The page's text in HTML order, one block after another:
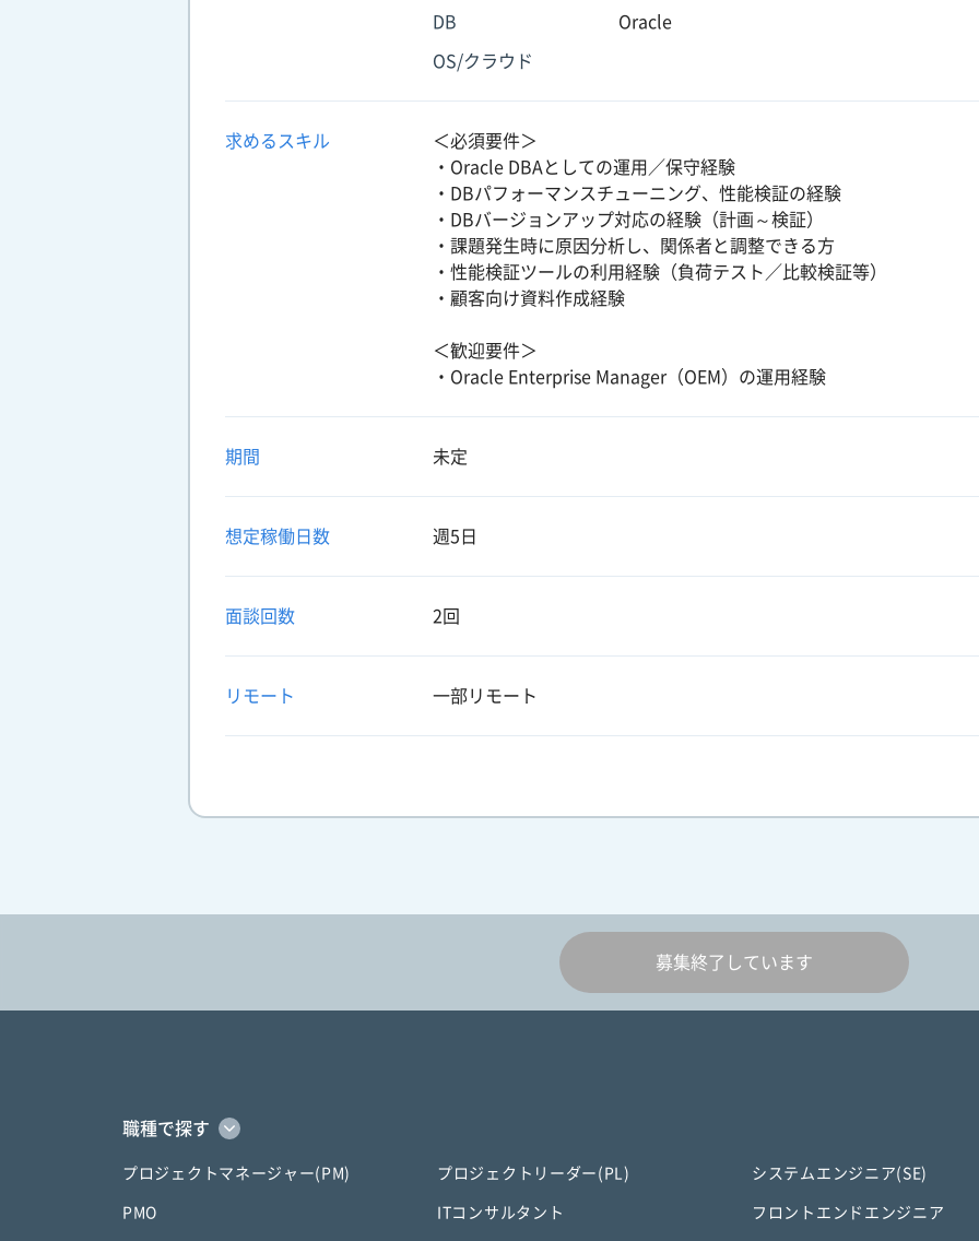
DB Oracle
OS/クラウド
求めるスキル
＜必須要件＞
・Oracle DBAとしての運用／保守経験
・DBパフォーマンスチューニング、性能検証の経験
・DBバージョンアップ対応の経験（計画～検証）
・課題発生時に原因分析し、関係者と調整できる方
・性能検証ツールの利用経験（負荷テスト／比較検証等）
・顧客向け資料作成経験
＜歓迎要件＞
・Oracle Enterprise Manager（OEM）の運用経験
期間 未定
想定稼働日数 週5日
面談回数 2回
リモート 一部リモート
募集終了しています
職種で探す
プロジェクトマネージャー(PM) プロジェクトリーダー(PL) システムエンジニア(SE)
PMO ITコンサルタント フロントエンドエンジニア